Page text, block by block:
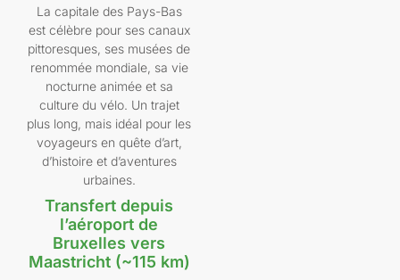
La capitale des Pays-Bas
est célèbre pour ses canaux
pittoresques, ses musées de
renommée mondiale, sa vie
nocturne animée et sa
culture du vélo. Un trajet
plus long, mais idéal pour les
voyageurs en quête d’art,
d’histoire et d’aventures
urbaines.
Transfert depuis
l’aéroport de
Bruxelles vers
Maastricht (~115 km)